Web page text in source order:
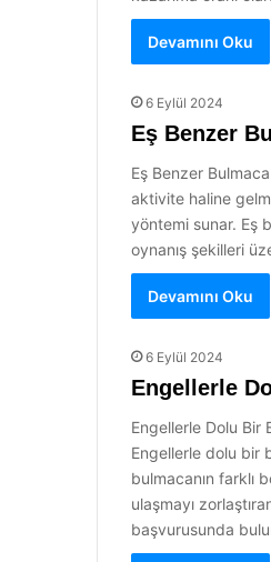
Devamını Oku
6 Eylül 2024
Eş Benzer
Eş Benzer
aktivite haline
yöntemi sunar. Eş
oynanış şekilleri
Devamını Oku
6 Eylül 2024
Engellerle
Engellerle Dolu Bir
Engellerle dolu bir
bulmacanın farklı
ulaşmayı
başvurusunda